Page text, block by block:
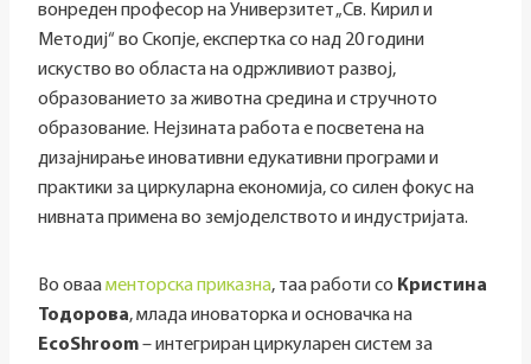
вонреден професор на Универзитет „Св. Кирил и
Методиј“ во Скопје, експертка со над 20 години
искуство во областа на одржливиот развој,
образованието за животна средина и стручното
образование. Нејзината работа е посветена на
дизајнирање иновативни едукативни програми и
практики за циркуларна економија, со силен фокус на
нивната примена во земјоделството и индустријата.
Во овааменторска приказна, таа работи со Кристина
Тодорова, млада иноваторка и основачка на
EcoShroom– интегриран циркуларен систем за